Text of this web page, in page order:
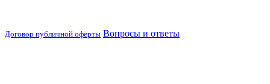
Договор публичной оферты Вопросы и ответы